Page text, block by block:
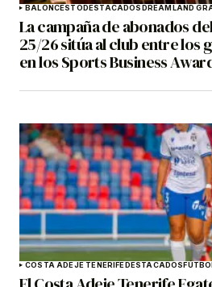
BALONCESTODESTACADOSDREAMLAND
La campaña de abonados
25/26 sitúa al club entre los
en los Sports Business
COSTA ADEJE TENERIFEDESTACADOS